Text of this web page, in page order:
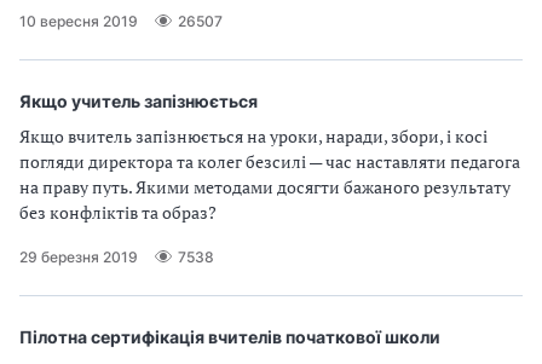
10 вересня 2019 26507
Якщо учитель запізнюється
Якщо вчитель запізнюється на уроки, наради, збори, і косі
погляди директора та колег безсилі — час наставляти педагога
на праву путь. Якими методами досягти бажаного результату
без конфліктів та образ?
29 березня 2019 7538
Пілотна сертифікація вчителів початкової школи